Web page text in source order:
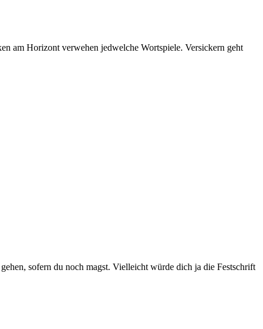
am Horizont verwehen jedwelche Wortspiele. Versickern geht
sofern du noch magst. Vielleicht würde dich ja die Festschrift